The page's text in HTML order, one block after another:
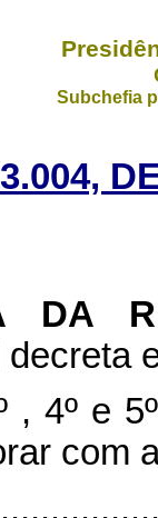
Subchefia
DA
, 4º e
com